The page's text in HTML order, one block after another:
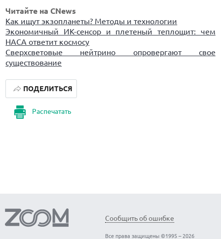
Читайте на CNews
Как ищут экзопланеты? Методы и технологии
Экономичный ИК-сенсор и плетеный теплощит: чем
НАСА ответит космосу
Сверхсветовые нейтрино опровергают свое
существование
Распечатать
ПОДЕЛИТЬСЯ
Сообщить об ошибке
Все права защищены ©1995 – 2026